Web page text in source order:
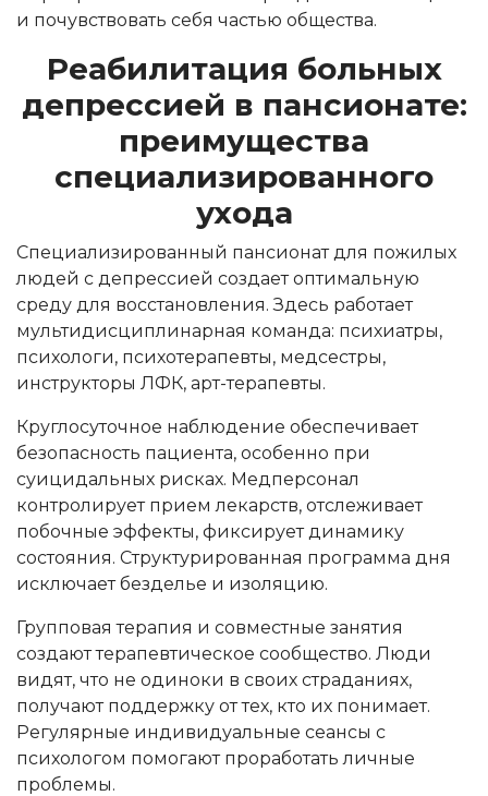
и почувствовать себя частью общества.
Реабилитация больных
депрессией в пансионате:
преимущества
специализированного
ухода
Специализированный пансионат для пожилых
людей с депрессией создает оптимальную
среду для восстановления. Здесь работает
мультидисциплинарная команда: психиатры,
психологи, психотерапевты, медсестры,
инструкторы ЛФК, арт-терапевты.
Круглосуточное наблюдение обеспечивает
безопасность пациента, особенно при
суицидальных рисках. Медперсонал
контролирует прием лекарств, отслеживает
побочные эффекты, фиксирует динамику
состояния. Структурированная программа дня
исключает безделье и изоляцию.
Групповая терапия и совместные занятия
создают терапевтическое сообщество. Люди
видят, что не одиноки в своих страданиях,
получают поддержку от тех, кто их понимает.
Регулярные индивидуальные сеансы с
психологом помогают проработать личные
проблемы.